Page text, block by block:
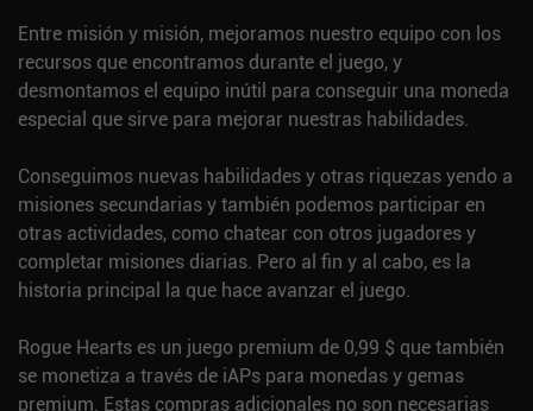
Entre misión y misión, mejoramos nuestro equipo con los
recursos que encontramos durante el juego, y
desmontamos el equipo inútil para conseguir una moneda
especial que sirve para mejorar nuestras habilidades.
Conseguimos nuevas habilidades y otras riquezas yendo a
misiones secundarias y también podemos participar en
otras actividades, como chatear con otros jugadores y
completar misiones diarias. Pero al fin y al cabo, es la
historia principal la que hace avanzar el juego.
Rogue Hearts es un juego premium de 0,99 $ que también
se monetiza a través de iAPs para monedas y gemas
premium. Estas compras adicionales no son necesarias